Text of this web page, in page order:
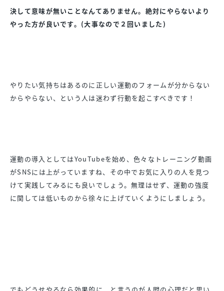
決して意味が無いことなんてありません。絶対にやらないより
やった方が良いです。(大事なので２回いました)
やりたい気持ちはあるのに正しい運動のフォームが分からない
からやらない、という人は迷わず行動を起こすべきです！
運動の導入としてはYouTubeを始め、色々なトレーニング動画
がSNSには上がっていますね、その中でお気に入りの人を見つ
けて実践してみるにも良いでしょう。無理はせず、運動の強度
に関しては低いものから徐々に上げていくようにしましょう。
でもどうせやるなら効果的に、と言うのが人間の心理だと思い